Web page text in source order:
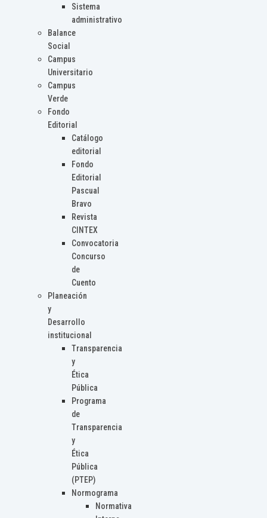
Sistema
administrativo
Balance
Social
Campus
Universitario
Campus
Verde
Fondo
Editorial
Catálogo
editorial
Fondo
Editorial
Pascual
Bravo
Revista
CINTEX
Convocatoria
Concurso
de
Cuento
Planeación
y
Desarrollo
institucional
Transparencia
y
Ética
Pública
Programa
de
Transparencia
y
Ética
Pública
(PTEP)
Normograma
Normativa